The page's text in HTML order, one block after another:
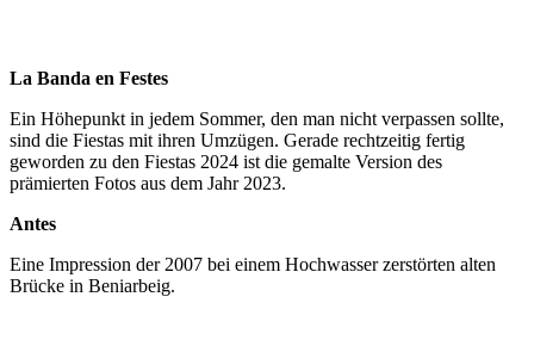
La Banda en Festes
Ein Höhepunkt in jedem Sommer, den man nicht verpassen sollte,
sind die Fiestas mit ihren Umzügen. Gerade rechtzeitig fertig
geworden zu den Fiestas 2024 ist die gemalte Version des
prämierten Fotos aus dem Jahr 2023.
Antes
Eine Impression der 2007 bei einem Hochwasser zerstörten alten
Brücke in Beniarbeig.